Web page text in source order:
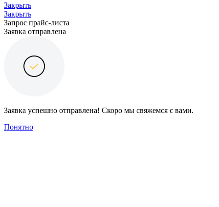
Закрыть
Закрыть
Запрос прайс-листа
Заявка отправлена
Заявка успешно отправлена! Скоро мы свяжемся с вами.
Понятно